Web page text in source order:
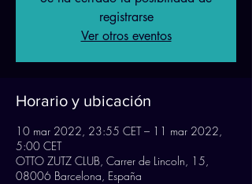
registrarse
Ver otros eventos
Horario y ubicación
10 mar 2022, 23:55 CET – 11 mar 2022,
5:00 CET
OTTO ZUTZ CLUB, Carrer de Lincoln, 15,
08006 Barcelona, España